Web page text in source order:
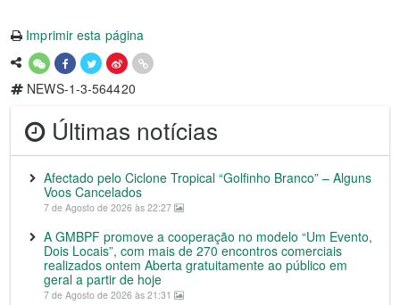
Imprimir esta página
NEWS-1-3-564420
Últimas notícias
Afectado pelo Ciclone Tropical “Golfinho Branco” – Alguns
Voos Cancelados
7 de Agosto de 2026 às 22:27
A GMBPF promove a cooperação no modelo “Um Evento,
Dois Locais”, com mais de 270 encontros comerciais
realizados ontem Aberta gratuitamente ao público em
geral a partir de hoje
7 de Agosto de 2026 às 21:31